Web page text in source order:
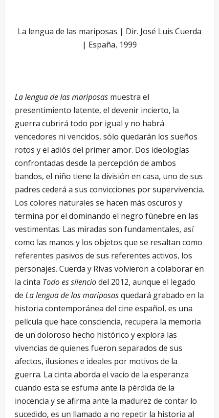
La lengua de las mariposas | Dir. José Luis Cuerda
| España, 1999
La lengua de las mariposas muestra el
presentimiento latente, el devenir incierto, la
guerra cubrirá todo por igual y no habrá
vencedores ni vencidos, sólo quedarán los sueños
rotos y el adiós del primer amor. Dos ideologías
confrontadas desde la percepción de ambos
bandos, el niño tiene la división en casa, uno de sus
padres cederá a sus convicciones por supervivencia.
Los colores naturales se hacen más oscuros y
termina por el dominando el negro fúnebre en las
vestimentas. Las miradas son fundamentales, así
como las manos y los objetos que se resaltan como
referentes pasivos de sus referentes activos, los
personajes. Cuerda y Rivas volvieron a colaborar en
la cinta Todo es silenciodel 2012, aunque el legado
de La lengua de las mariposasquedará grabado en la
historia contemporánea del cine español, es una
película que hace consciencia, recupera la memoria
de un doloroso hecho histórico y explora las
vivencias de quienes fueron separados de sus
afectos, ilusiones e ideales por motivos de la
guerra. La cinta aborda el vacío de la esperanza
cuando esta se esfuma ante la pérdida de la
inocencia y se afirma ante la madurez de contar lo
sucedido, es un llamado a no repetir la historia al